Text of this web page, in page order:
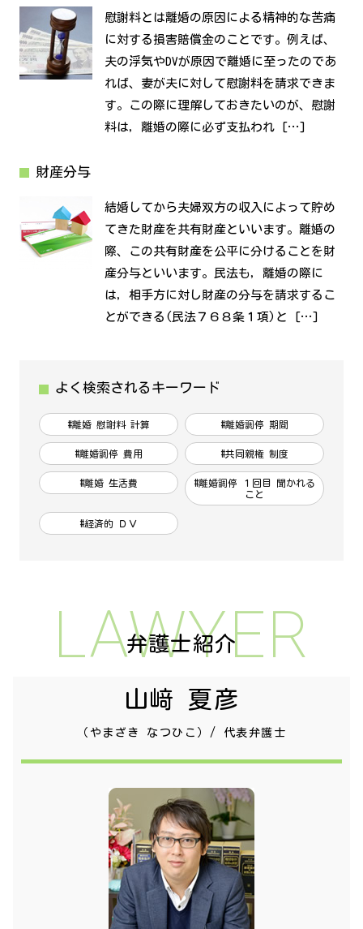
慰謝料とは離婚の原因による精神的な苦痛
に対する損害賠償金のことです。例えば、
夫の浮気やDVが原因で離婚に至ったのであ
れば、妻が夫に対して慰謝料を請求できま
す。この際に理解しておきたいのが、慰謝
料は，離婚の際に必ず支払われ […]
財産分与
結婚してから夫婦双方の収入によって貯め
てきた財産を共有財産といいます。離婚の
際、この共有財産を公平に分けることを財
産分与といいます。民法も，離婚の際に
は，相手方に対し財産の分与を請求するこ
とができる(民法７６８条１項)と […]
よく検索されるキーワード
#離婚 慰謝料 計算 #離婚調停 期間
#離婚調停 費用 #共同親権 制度
#離婚 生活費
#離婚調停 １回目 聞かれる
こと
#経済的 ＤＶ
LAWYER
弁護士紹介
山﨑 夏彦
（やまざき なつひこ）/ 代表弁護士